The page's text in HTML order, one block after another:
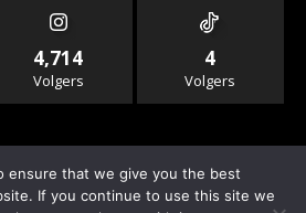
4,714
Volgers
4
Volgers
ensure that we give you the best
If you continue to use this site we